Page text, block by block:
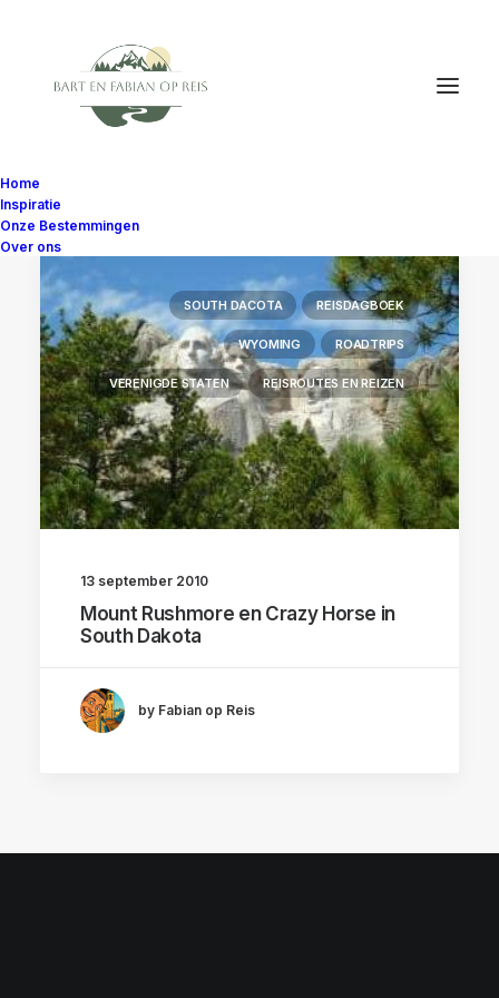
Home
Inspiratie
Onze Bestemmingen
Over ons
SOUTH DACOTA REISDAGBOEK
WYOMING ROADTRIPS
VERENIGDE STATEN REISROUTES EN REIZEN
13 september 2010
Mount Rushmore en Crazy Horse in
South Dakota
by Fabian op Reis